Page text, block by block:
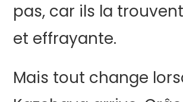
pas, car ils la
et effrayante.
Mais tout change